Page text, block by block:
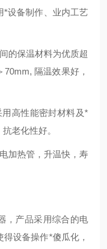
*设备制作、业内工艺
的保温材料为优质超
隔温效果好，
用高性能密封材料及*
老化性好。
加热管，升温快，寿
，产品采用综合的电
设备操作*傻瓜化，